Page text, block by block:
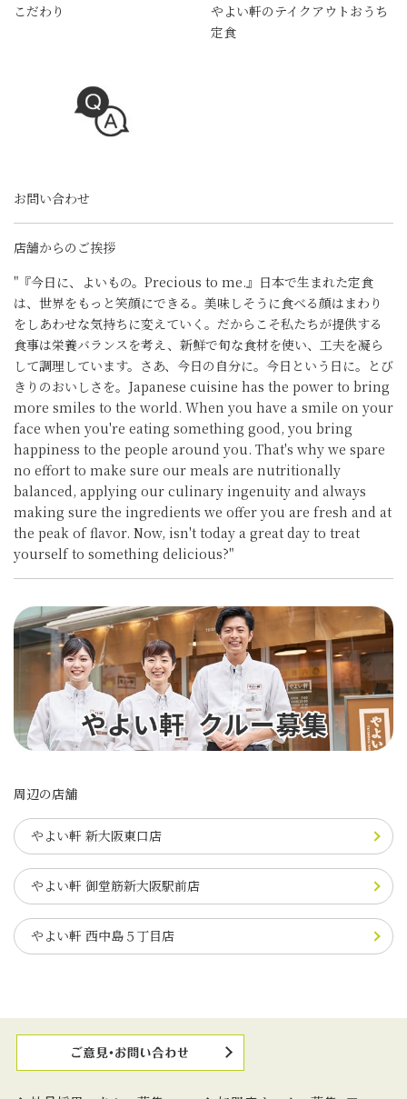
こだわり
やよい軒のテイクアウトおうち
定食
お問い合わせ
店舗からのご挨拶
"『今日に、よいもの。Precious to me.』日本で生まれた定食
は、世界をもっと笑顔にできる。美味しそうに食べる顔はまわり
をしあわせな気持ちに変えていく。だからこそ私たちが提供する
食事は栄養バランスを考え、新鮮で旬な食材を使い、工夫を凝ら
して調理しています。さあ、今日の自分に。今日という日に。とび
きりのおいしさを。Japanese cuisine has the power to bring
more smiles to the world. When you have a smile on your
face when you're eating something good, you bring
happiness to the people around you. That's why we spare
no effort to make sure our meals are nutritionally
balanced, applying our culinary ingenuity and always
making sure the ingredients we offer you are fresh and at
the peak of flavor. Now, isn't today a great day to treat
yourself to something delicious?"
周辺の店舗
やよい軒 新大阪東口店
やよい軒 御堂筋新大阪駅前店
やよい軒 西中島５丁目店